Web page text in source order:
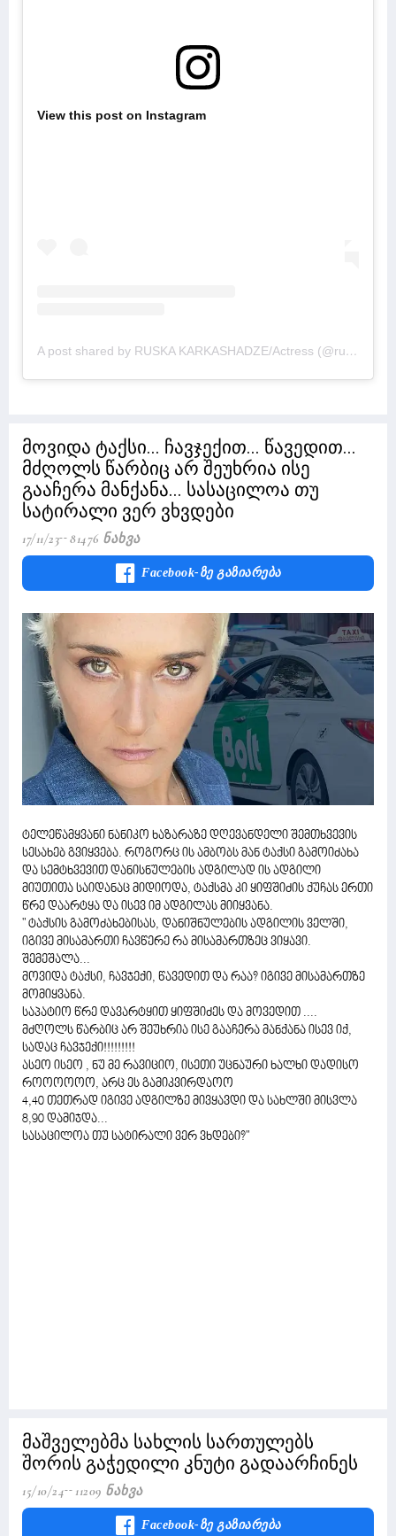
View this post on Instagram
A post shared by RUSKA KARKASHADZE/Actress (@russkakarkashadze)
მოვიდა ტაქსი... ჩავჯექით... წავედით...
მძღოლს წარბიც არ შეუხრია ისე
გააჩერა მანქანა... სასაცილოა თუ
სატირალი ვერ ვხვდები
17/11/23 81476 Ნახვა
Facebook-Ზე Გაზიარება
ტელეწამყვანი ნანიკო ხაზარაზე დღევანდელი შემთხვევის
სესახებ გვიყვება. როგორც ის ამბობს მან ტაქსი გამოიძახა
და სემტხვევით დანისნულების ადგილად ის ადგილი
მიუთითა საიდანაც მიდიოდა, ტაქსმა კი ყიფშიძის ქუჩას ერთი
წრე დაარტყა და ისევ იმ ადგილას მიიყვანა.
" ტაქსის გამოძახებისას, დანიშნულების ადგილის ველში,
იგივე მისამართი ჩავწერე რა მისამართზეც ვიყავი.
შემეშალა...
მოვიდა ტაქსი, ჩავჯექი, წავედით და რაა? იგივე მისამართზე
მომიყვანა.
საპატიო წრე დავარტყით ყიფშიძეს და მოვედით ....
მძღოლს წარბიც არ შეუხრია ისე გააჩერა მანქანა ისევ იქ,
სადაც ჩავჯექი!!!!!!!!!
ასეო ისეო , ნუ მე რავიციო, ისეთი უცნაური ხალხი დადისო
როოოოოო, არც ეს გამიკვირდაოო
4,40 თეთრად იგივე ადგილზე მივყავდი და სახლში მისვლა
8,90 დამიჯდა...
სასაცილოა თუ სატირალი ვერ ვხდები?"
მაშველებმა სახლის სართულებს
შორის გაჭედილი კნუტი გადაარჩინეს
15/10/24 11209 Ნახვა
Facebook-Ზე Გაზიარება